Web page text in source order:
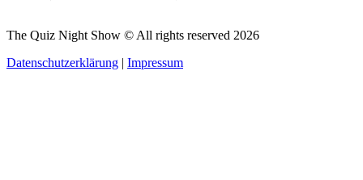
The Quiz Night Show © All rights reserved 2026
Datenschutzerklärung | Impressum